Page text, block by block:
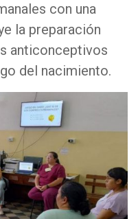
con una
la preparación
anticonceptivos
del nacimiento.